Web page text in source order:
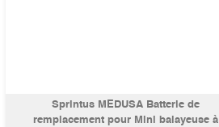
Sprintus MEDUSA Batterie de
remplacement pour Mini balayeuse à